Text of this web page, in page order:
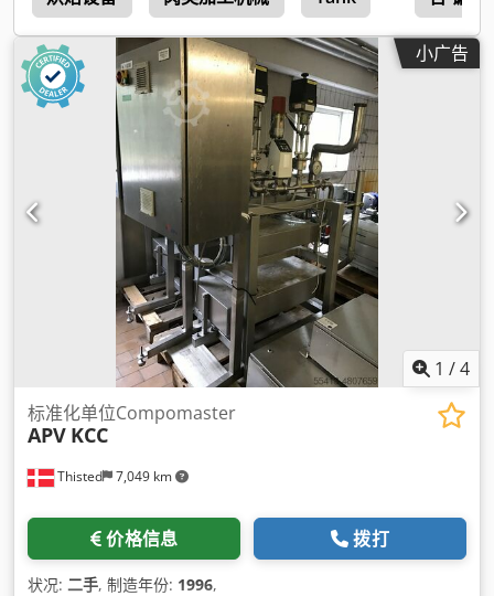
小广告
1 /4
Thisted 7,049 km
标准化单位Compomaster
APV KCC
价格信息 拨打
状况: 二手, 制造年份: 1996,